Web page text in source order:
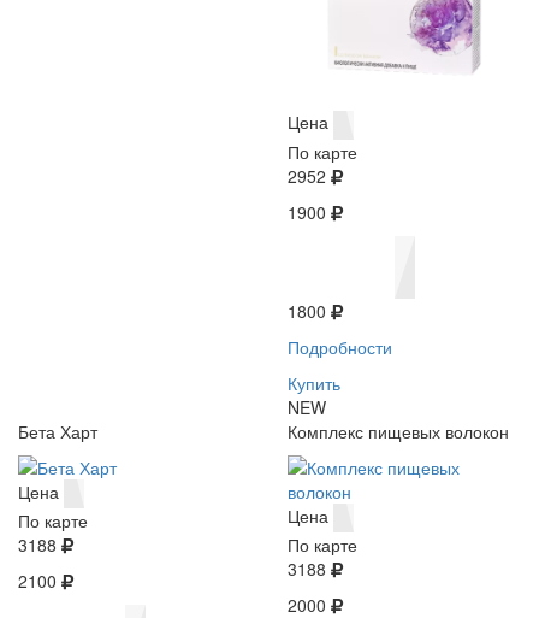
Цена
По карте
2952
1900
1800
Подробности
Купить
NEW
Бета Харт
Цена
По карте
3188
2100
Комплекс пищевых волокон
Цена
По карте
3188
2000